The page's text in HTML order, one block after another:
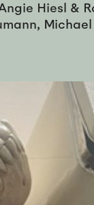
Hiesl &